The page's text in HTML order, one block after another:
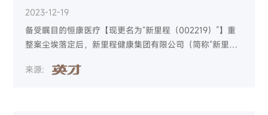
2023-12-19
备受瞩目的恒康医疗【现更名为“新里程（002219）”】重
整案尘埃落定后，新里程健康集团有限公司（简称“新里程
团”的战略目标。在老龄化加速到来的可见预期下，这一战
来源: